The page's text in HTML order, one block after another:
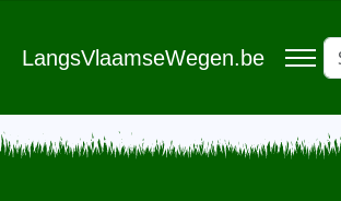
LangsVlaamseWegen.be